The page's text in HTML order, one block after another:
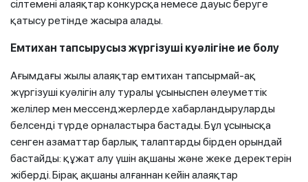
сілтемені алаяқтар конкурсқа немесе дауыс беруге
қатысу ретінде жасыра алады.
Емтихан тапсырусыз жүргізуші куәлігіне ие болу
Ағымдағы жылы алаяқтар емтихан тапсырмай-ақ
жүргізуші куәлігін алу туралы ұсыныспен әлеуметтік
желілер мен мессенджерлерде хабарландыруларды
белсенді түрде орналастыра бастады. Бұл ұсынысқа
сенген азаматтар барлық талаптарды бірден орындай
бастайды: құжат алу үшін ақшаны және жеке деректерін
жіберді. Бірақ ақшаны алғаннан кейін алаяқтар